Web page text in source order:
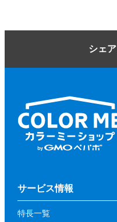
シェア
サービス情報
特長一覧